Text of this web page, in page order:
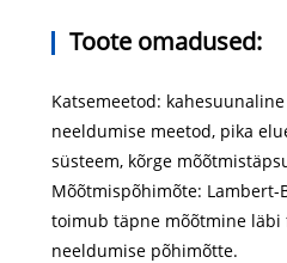
Toote omadused:
Katsemeetod:
neeldumise meetod, pika
süsteem, kõrge
Mõõtmispõhimõte:
toimub täpne mõõtmine läbi
neeldumise põhimõtte.